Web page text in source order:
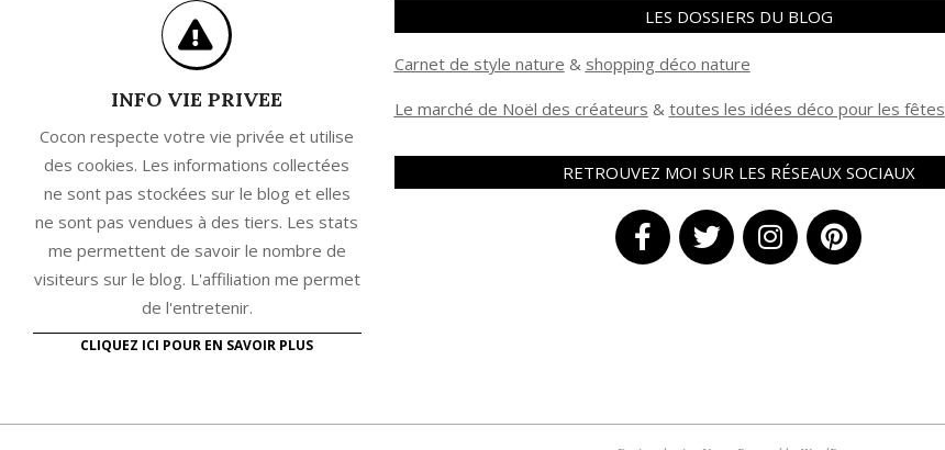
INFO VIE PRIVEE
Cocon respecte votre vie privée et utilise
des cookies. Les informations collectées
ne sont pas stockées sur le blog et elles
ne sont pas vendues à des tiers. Les stats
me permettent de savoir le nombre de
visiteurs sur le blog. L'affiliation me permet
de l'entretenir.
CLIQUEZ ICI POUR EN SAVOIR PLUS
LES DOSSIERS DU BLOG
Carnet de style nature & shopping déco nature
Le marché de Noël des créateurs & toutes les idées déco pour les fêtes
RETROUVEZ MOI SUR LES RÉSEAUX SOCIAUX